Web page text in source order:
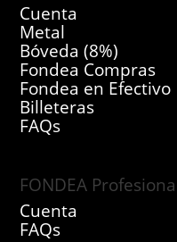
Cuenta
Metal
Bóveda (8%)
Fondea Compras
Fondea en Efectivo
Billeteras
FAQs
FONDEA
Cuenta
FAQs